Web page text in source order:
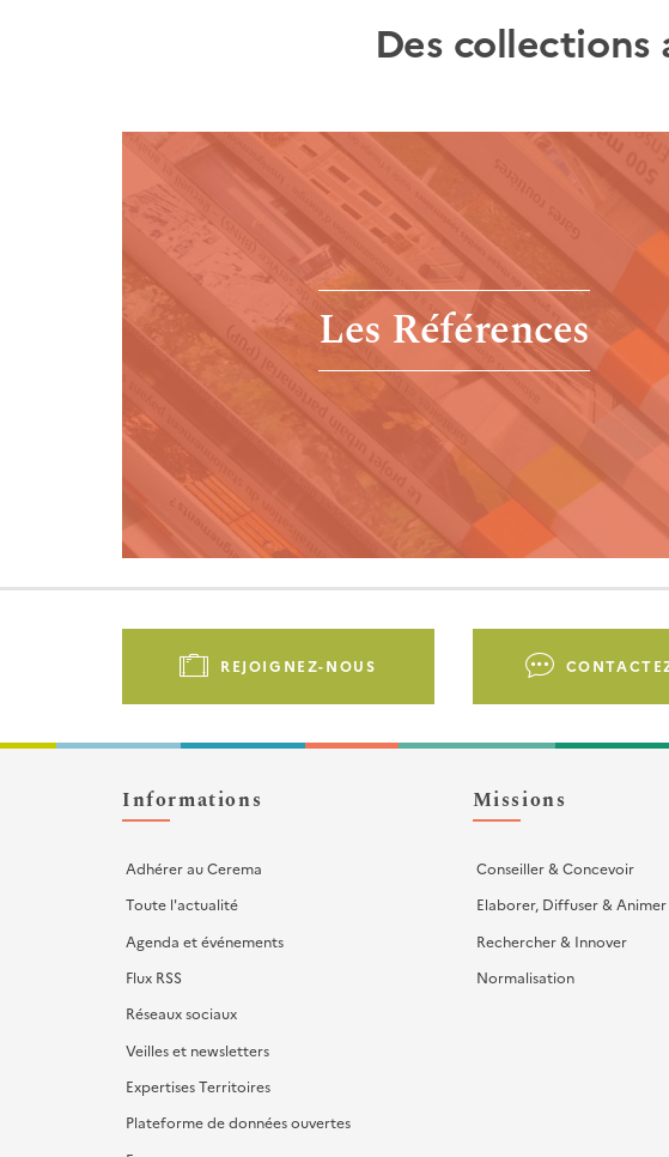
Des
Les Références
Pied
Liens
d'actions
REJOIGNEZ-NOUS
Informations
Adhérer au Cerema
Toute l'actualité
Agenda et événements
Flux RSS
Réseaux sociaux
Veilles et newsletters
Expertises Territoires
Plateforme de données ouvertes
Missions
Conseiller & Concevoir
Elaborer, Diffuser & Animer
Rechercher & Innover
Normalisation